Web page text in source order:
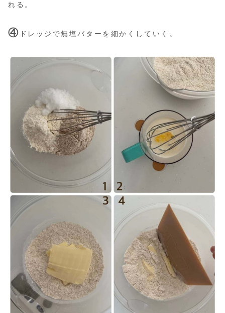
れる。
④ ドレッジで無塩バターを細かくしていく。